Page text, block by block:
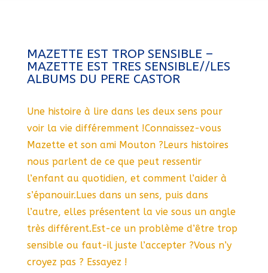
MAZETTE EST TROP SENSIBLE –
MAZETTE EST TRES SENSIBLE//LES
ALBUMS DU PERE CASTOR
Une histoire à lire dans les deux sens pour
voir la vie différemment !Connaissez-vous
Mazette et son ami Mouton ?Leurs histoires
nous parlent de ce que peut ressentir
l’enfant au quotidien, et comment l’aider à
s’épanouir.Lues dans un sens, puis dans
l’autre, elles présentent la vie sous un angle
très différent.Est-ce un problème d’être trop
sensible ou faut-il juste l’accepter ?Vous n’y
croyez pas ? Essayez !